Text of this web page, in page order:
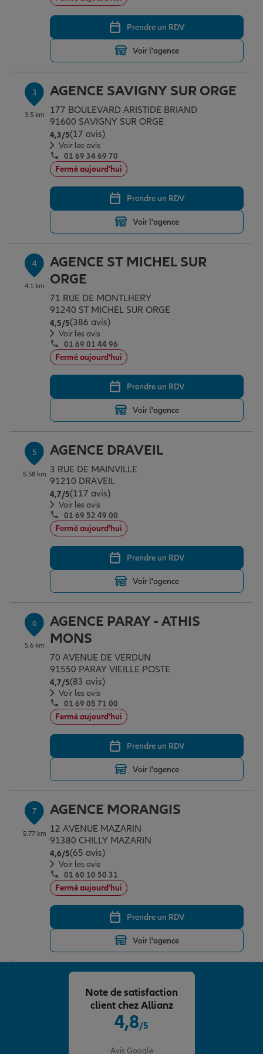
Garantie des accidents de la vie
Assurance scolaire
Protection juridique
Retraite
Tous nos devis d'assurance
Prendre un RDV
Voir l'agence
3
3.5 km
AGENCE SAVIGNY SUR ORGE
177 BOULEVARD ARISTIDE BRIAND
91600 SAVIGNY SUR ORGE
4,3/5Note de 4.3 sur 5
(17 avis)
Voir les avis
01 69 34 69 70
Fermé aujourd'hui
Prendre un RDV
Voir l'agence
4
4.1 km
AGENCE ST MICHEL SUR
ORGE
71 RUE DE MONTLHERY
91240 ST MICHEL SUR ORGE
4,5/5Note de 4.5 sur 5
(386 avis)
Voir les avis
01 69 01 44 96
Fermé aujourd'hui
Prendre un RDV
Voir l'agence
5
5.58 km
AGENCE DRAVEIL
3 RUE DE MAINVILLE
91210 DRAVEIL
4,7/5Note de 4.7 sur 5
(117 avis)
Voir les avis
01 69 52 49 00
Fermé aujourd'hui
Prendre un RDV
Voir l'agence
6
5.6 km
AGENCE PARAY - ATHIS
MONS
70 AVENUE DE VERDUN
91550 PARAY VIEILLE POSTE
4,7/5Note de 4.7 sur 5
(83 avis)
Voir les avis
01 69 05 71 00
Fermé aujourd'hui
Prendre un RDV
Voir l'agence
7
5.77 km
AGENCE MORANGIS
12 AVENUE MAZARIN
91380 CHILLY MAZARIN
4,6/5Note de 4.6 sur 5
(65 avis)
Voir les avis
01 60 10 50 31
Fermé aujourd'hui
Prendre un RDV
Voir l'agence
4,8/5
Avis Google
Note de satisfaction
client chez Allianz